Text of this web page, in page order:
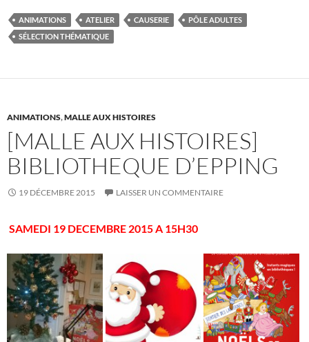
e
b
o
itt
er
er
es
m ta
ANIMATIONS ATELIER CAUSERIE
PÔLE ADULTES
SÉLECTION THÉMATIQUE
ANIMATIONS,MALLE AUX HISTOIRES
[MALLE AUX HISTOIRES]
BIBLIOTHEQUE D’EPPING
19 DÉCEMBRE 2015 LAISSER UN COMMENTAIRE
SAMEDI 19 DECEMBRE 2015 A 15H30